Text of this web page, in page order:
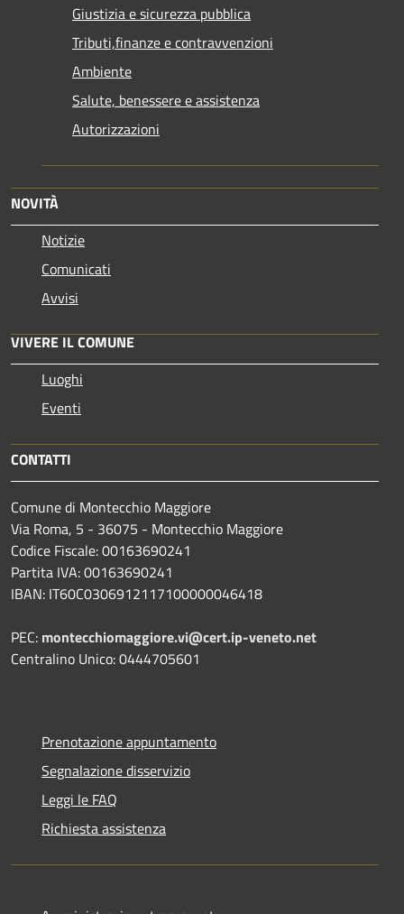
Giustizia e sicurezza pubblica
Tributi,finanze e contravvenzioni
Ambiente
Salute, benessere e assistenza
Autorizzazioni
NOVITÀ
Notizie
Comunicati
Avvisi
VIVERE IL COMUNE
Luoghi
Eventi
CONTATTI
Comune di Montecchio Maggiore
Via Roma, 5 - 36075 - Montecchio Maggiore
Codice Fiscale: 00163690241
Partita IVA: 00163690241
IBAN: IT60C0306912117100000046418
PEC: montecchiomaggiore.vi@cert.ip-veneto.net
Centralino Unico: 0444705601
Prenotazione appuntamento
Segnalazione disservizio
Leggi le FAQ
Richiesta assistenza